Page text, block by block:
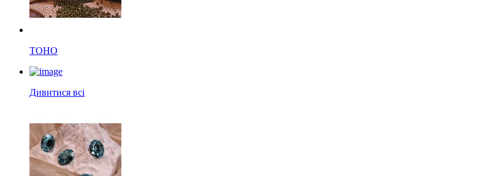
TOHO
Дивитися всі